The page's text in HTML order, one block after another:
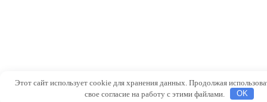
Этот сайт использует cookie для хранения данных. Продолжая
свое согласие на работу с этими файлами.
OK